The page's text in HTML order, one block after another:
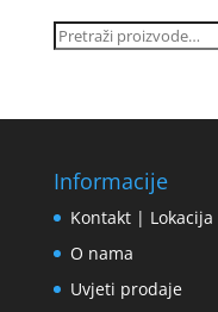
Pretraži:
Informacije
Kontakt | Lokacija
O nama
Uvjeti prodaje